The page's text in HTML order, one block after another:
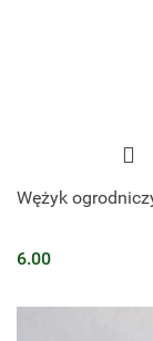
Wężyk
6.00